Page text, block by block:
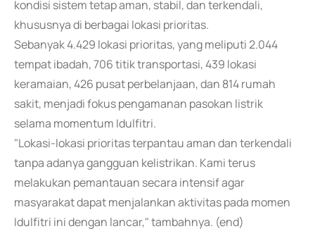
kondisi sistem tetap aman, stabil, dan terkendali,
khususnya di berbagai lokasi prioritas.
Sebanyak 4.429 lokasi prioritas, yang meliputi 2.044
tempat ibadah, 706 titik transportasi, 439 lokasi
keramaian, 426 pusat perbelanjaan, dan 814 rumah
sakit, menjadi fokus pengamanan pasokan listrik
selama momentum Idulfitri.
"Lokasi-lokasi prioritas terpantau aman dan terkendali
tanpa adanya gangguan kelistrikan. Kami terus
melakukan pemantauan secara intensif agar
masyarakat dapat menjalankan aktivitas pada momen
Idulfitri ini dengan lancar," tambahnya. (end)